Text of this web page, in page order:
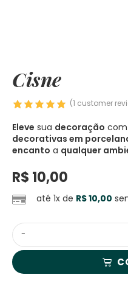
Cisne
(1 customer
Eleve sua decoração
decorativas em
encanto a qualquer
R$ 10,00
até 1x de R$10,00
-